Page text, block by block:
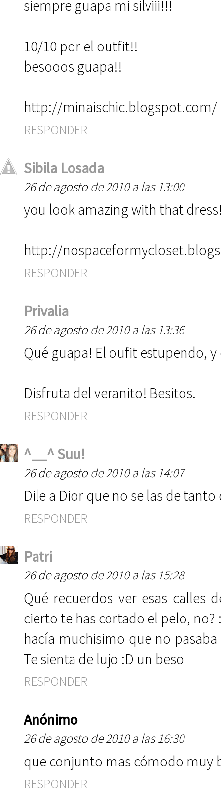
siempre guapa mi silviii!!!
10/10 por el outfit!!
besooos guapa!!
http://minaischic.blogspot.com/
RESPONDER
Sibila Losada
26 de agosto de 2010 a las 13:00
you look amazing with that dress!
http://
RESPONDER
Privalia
26 de agosto de 2010 a las 13:36
Qué guapa! El oufit estupendo,
Disfruta del veranito! Besitos.
RESPONDER
^__^ Suu!
26 de agosto de 2010 a las 14:07
Dile a Dior que no se las de tanto
RESPONDER
Patri
26 de agosto de 2010 a las 15:28
Qué recuerdos ver esas calles
cierto te has cortado el pelo, no?
hacía muchisimo que no
Te sienta de lujo :D un beso
RESPONDER
Anónimo
26 de agosto de 2010 a las 16:30
que conjunto mas cómodo muy
RESPONDER